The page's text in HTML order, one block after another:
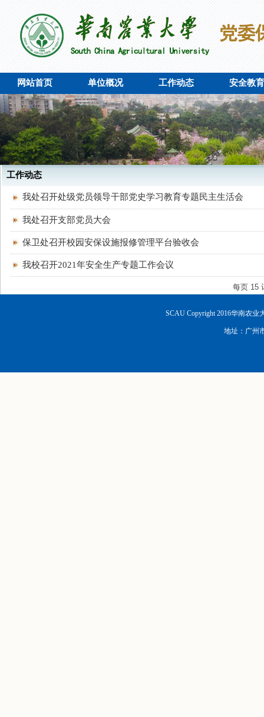
网站首页 单位概况 工作动态 安全教育
工作动态
我处召开处级党员领导干部党史学习教育专题民主生活会
我处召开支部党员大会
保卫处召开校园安保设施报修管理平台验收会
我校召开2021年安全生产专题工作会议
每页 15
SCAU Copyright 2016华南农业
地址：广州